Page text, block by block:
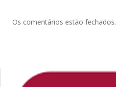
Os comentários estão fechados.